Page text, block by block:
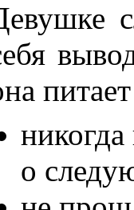
никогда
о